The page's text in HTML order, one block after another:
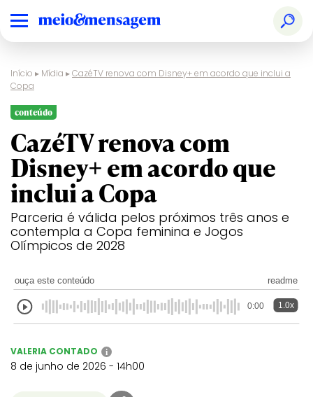
Início ▸ Mídia ▸CazéTV renova com Disney+ em acordo que inclui a
Copa
conteúdo
CazéTV renova com
Disney+ em acordo que
inclui a Copa
Parceria é válida pelos próximos três anos e
contempla a Copa feminina e Jogos
Olímpicos de 2028
ouça este conteúdo readme
0:00 1.0x
VALERIA CONTADO i
8 de junho de 2026 - 14h00